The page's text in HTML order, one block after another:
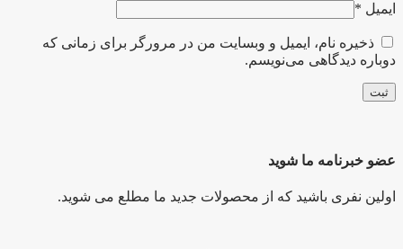
ایمیل *
ذخیره نام، ایمیل و وبسایت من در مرورگر برای زمانی که
دوباره دیدگاهی می‌نویسم.
عضو خبرنامه ما شوید
اولین نفری باشید که از محصولات جدید ما مطلع می شوید.